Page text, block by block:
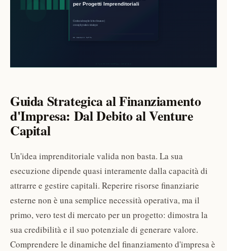
Guida Strategica al Finanziamento
d'Impresa: Dal Debito al Venture
Capital
Un'idea imprenditoriale valida non basta. La sua
esecuzione dipende quasi interamente dalla capacità di
attrarre e gestire capitali. Reperire risorse finanziarie
esterne non è una semplice necessità operativa, ma il
primo, vero test di mercato per un progetto: dimostra la
sua credibilità e il suo potenziale di generare valore.
Comprendere le dinamiche del finanziamento d'impresa è